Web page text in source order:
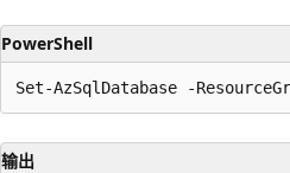
PowerShell
输出